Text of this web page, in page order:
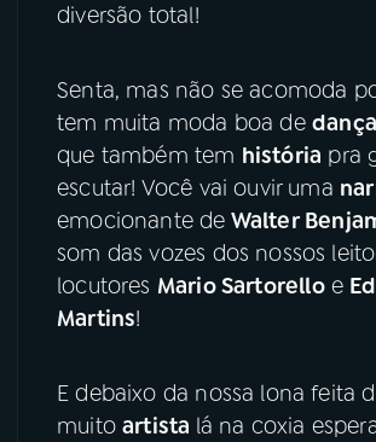
ACOMPANHE A RÁDIO NACIONAL
YouTube Facebook
Instagram X
TikTok
diversão total!
Senta, mas não se acomoda
tem muita moda boa de
que também tem história pra
escutar! Você vai ouvir uma
emocionante de Walter
som das vozes dos nossos
locutores Mario Sartorelloe
Martins!
E debaixo da nossa lona feita
muitoartista lá na coxia